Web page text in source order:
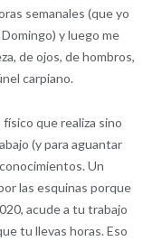
semanales (que yo
y luego me
de ojos, de hombros,
carpiano.
que realiza sino
(y para aguantar
Un
las esquinas porque
acude a tu trabajo
tu llevas horas. Eso